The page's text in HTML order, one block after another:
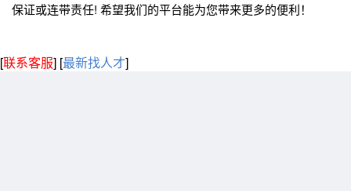
保证或连带责任! 希望我们的平台能为您带来更多的便利！
[联系客服] [最新找人才]